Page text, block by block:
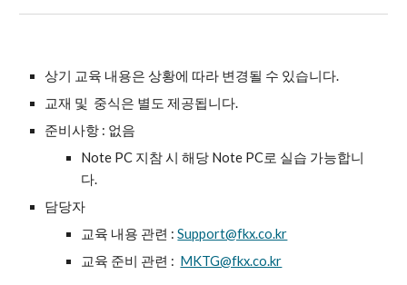
상기 교육 내용은 상황에 따라 변경될 수 있습니다.
교재 및 중식은 별도 제공됩니다.
준비사항 : 없음
Note PC 지참 시 해당 Note PC로 실습 가능합니
다.
담당자
교육 내용 관련 :Support@fkx.co.kr
교육 준비 관련 : MKTG@fkx.co.kr